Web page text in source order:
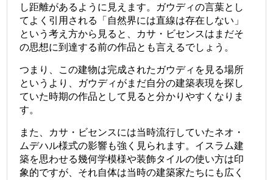
し距離があるように見えます。ガウディの言葉とし
てよく引用される「自然界には直線は存在しない」
という考え方から見ると、カサ・ビセンスはまだそ
の思想に到達する前の作品とも言えるでしょう。
つまり、この建物は完成されたガウディを見る場所
というより、ガウディがまだ自分の建築表現を探し
ていた時期の作品として見ると分かりやすくなりま
す。
また、カサ・ビセンスには当時流行していたネオ・
ムデハル様式の影響も強く見られます。イスラム建
築を思わせる幾何学模様や装飾タイルの使い方は印
象的ですが、それ自体は当時の建築家たちにも広く